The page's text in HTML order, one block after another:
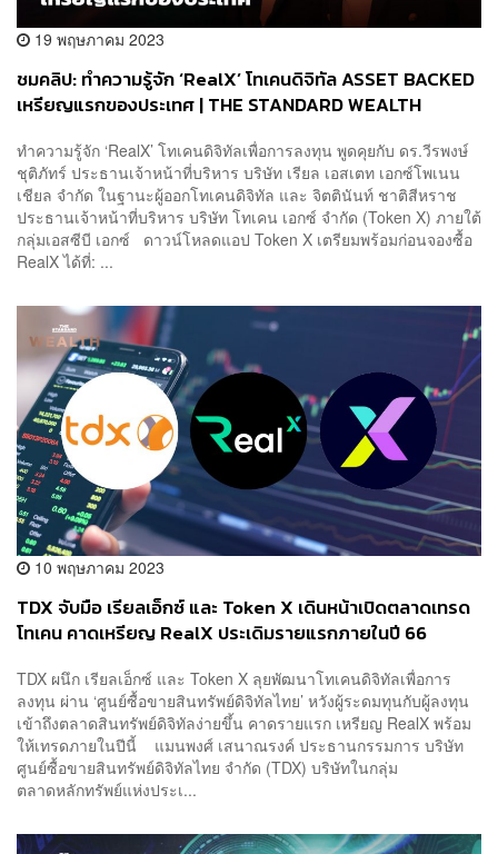
19 พฤษภาคม 2023
ชมคลิป: ทำความรู้จัก ‘RealX’ โทเคนดิจิทัล ASSET BACKED
เหรียญแรกของประเทศ | THE STANDARD WEALTH
ทำความรู้จัก ‘RealX’ โทเคนดิจิทัลเพื่อการลงทุน พูดคุยกับ ดร.วีรพงษ์
ชุติภัทร์ ประธานเจ้าหน้าที่บริหาร บริษัท เรียล เอสเตท เอกซ์โพเนน
เชียล จำกัด ในฐานะผู้ออกโทเคนดิจิทัล และ จิตตินันท์ ชาติสีหราช
ประธานเจ้าหน้าที่บริหาร บริษัท โทเคน เอกซ์ จำกัด (Token X) ภายใต้
กลุ่มเอสซีบี เอกซ์ ดาวน์โหลดแอป Token X เตรียมพร้อมก่อนจองซื้อ
RealX ได้ที่: ...
10 พฤษภาคม 2023
TDX จับมือ เรียลเอ็กซ์ และ Token X เดินหน้าเปิดตลาดเทรด
โทเคน คาดเหรียญ RealX ประเดิมรายแรกภายในปี 66
TDX ผนึก เรียลเอ็กซ์ และ Token X ลุยพัฒนาโทเคนดิจิทัลเพื่อการ
ลงทุน ผ่าน ‘ศูนย์ซื้อขายสินทรัพย์ดิจิทัลไทย’ หวังผู้ระดมทุนกับผู้ลงทุน
เข้าถึงตลาดสินทรัพย์ดิจิทัลง่ายขึ้น คาดรายแรก เหรียญ RealX พร้อม
ให้เทรดภายในปีนี้ แมนพงศ์ เสนาณรงค์ ประธานกรรมการ บริษัท
ศูนย์ซื้อขายสินทรัพย์ดิจิทัลไทย จำกัด (TDX) บริษัทในกลุ่ม
ตลาดหลักทรัพย์แห่งประเ...